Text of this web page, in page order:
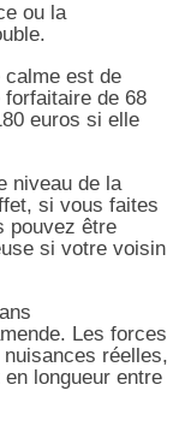
ou la
calme est de
de 68
euros si elle
niveau de la
si vous faites
pouvez être
si votre voisin
Les forces
réelles,
longueur entre